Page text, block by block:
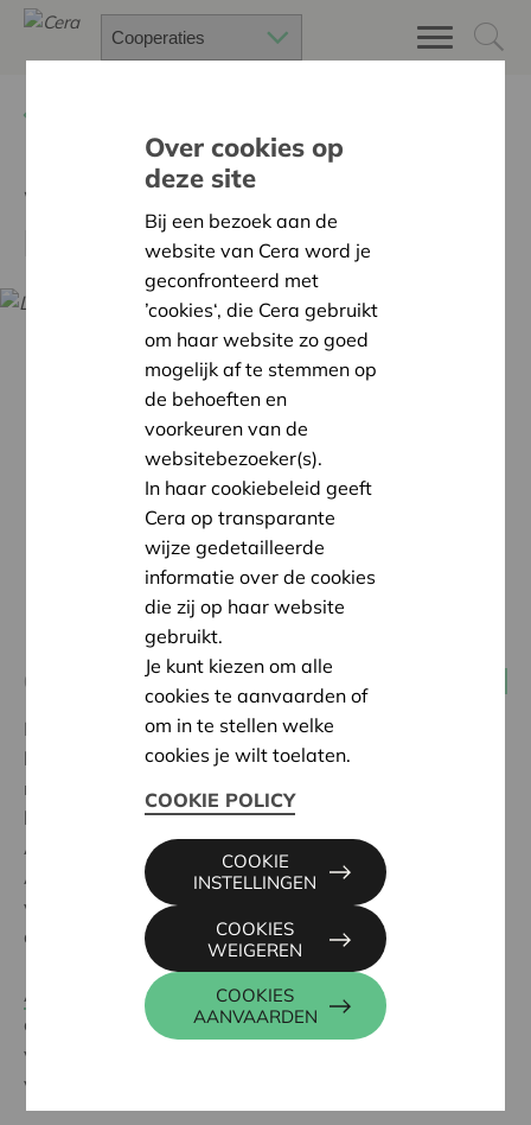
Webinar coöperaties in
land- en tuinbouw
09 juli 2020 17:00 - 18:30
De provincie West-Vlaanderen wil coöperaties in
land- en tuinbouw extra ondersteunen en keurde
recent het vernieuwde reglement “coöperaties in de
land- en tuinbouw” goed. Wat houdt het reglement in?
Aan welke voorwaarden moeten projecten voldoen?
Aankondiging van een specifieke thematische call,
voor projecten die specifieke pijnpunten aanpakken
die tijdens de coronacrisis naar voor kwamen/komen.
Anne-Marie Vangeenberghe, interteamlid Coöperatief
ondernemen Cera - Innovatiesteunpunt, schetst de
voordelen van coöperaties t.o.v. andere
vennootschappen.
Over cookies op
deze site
Bij een bezoek aan de
website van Cera word je
geconfronteerd met
’cookies‘, die Cera gebruikt
om haar website zo goed
mogelijk af te stemmen op
de behoeften en
voorkeuren van de
websitebezoeker(s).
In haar cookiebeleid geeft
Cera op transparante
wijze gedetailleerde
informatie over de cookies
die zij op haar website
gebruikt.
Je kunt kiezen om alle
cookies te aanvaarden of
om in te stellen welke
cookies je wilt toelaten.
COOKIE POLICY
COOKIES
AANVAARDEN
COOKIES
WEIGEREN
COOKIE
INSTELLINGEN